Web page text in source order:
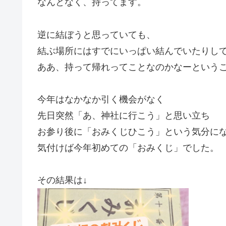
なんとなく、持ってます。
逆に結ぼうと思っていても、
結ぶ場所にはすでにいっぱい結んでいたりし
ああ、持って帰れってことなのかなーという
今年はなかなか引く機会がなく
先日突然「あ、神社に行こう」と思い立ち
お参り後に「おみくじひこう」という気分に
気付けば今年初めての「おみくじ」でした。
その結果は↓